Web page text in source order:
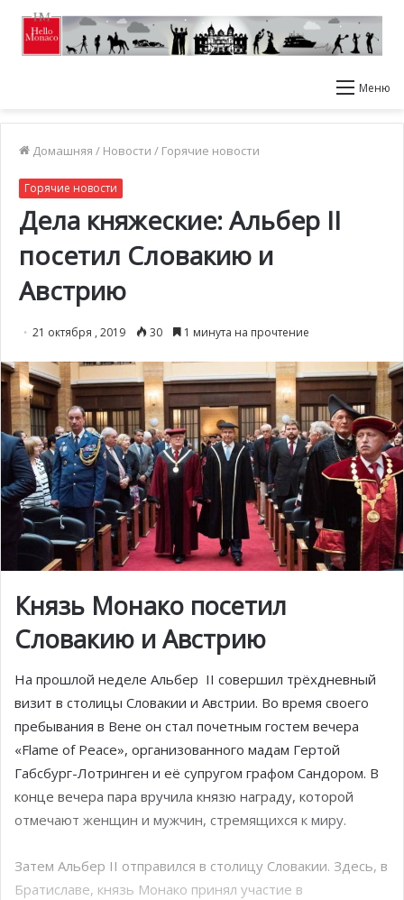
Меню
Домашняя / Новости / Горячие новости
Горячие новости
Дела княжеские: Альбер II
посетил Словакию и
Австрию
21 октября , 2019 30 1 минута на прочтение
Князь Монако посетил
Словакию и Австрию
На прошлой неделе Альбер II совершил трёхдневный
визит в столицы Словакии и Австрии. Во время своего
пребывания в Вене он стал почетным гостем вечера
«Flame of Peace», организованного мадам Гертой
Габсбург-Лотринген и её супругом графом Сандором. В
конце вечера пара вручила князю награду, которой
отмечают женщин и мужчин, стремящихся к миру.
Затем Альбер II отправился в столицу Словакии. Здесь, в
Братиславе, князь Монако принял участие в